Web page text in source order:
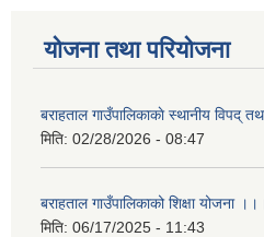
योजना तथा परियोजना
बराहताल गाउँपालिकाकाे स्थानीय विपद्
मिति: 02/28/2026 - 08:47
बराहताल गाउँपालिकाको शिक्षा योजना
मिति: 06/17/2025 - 11:43